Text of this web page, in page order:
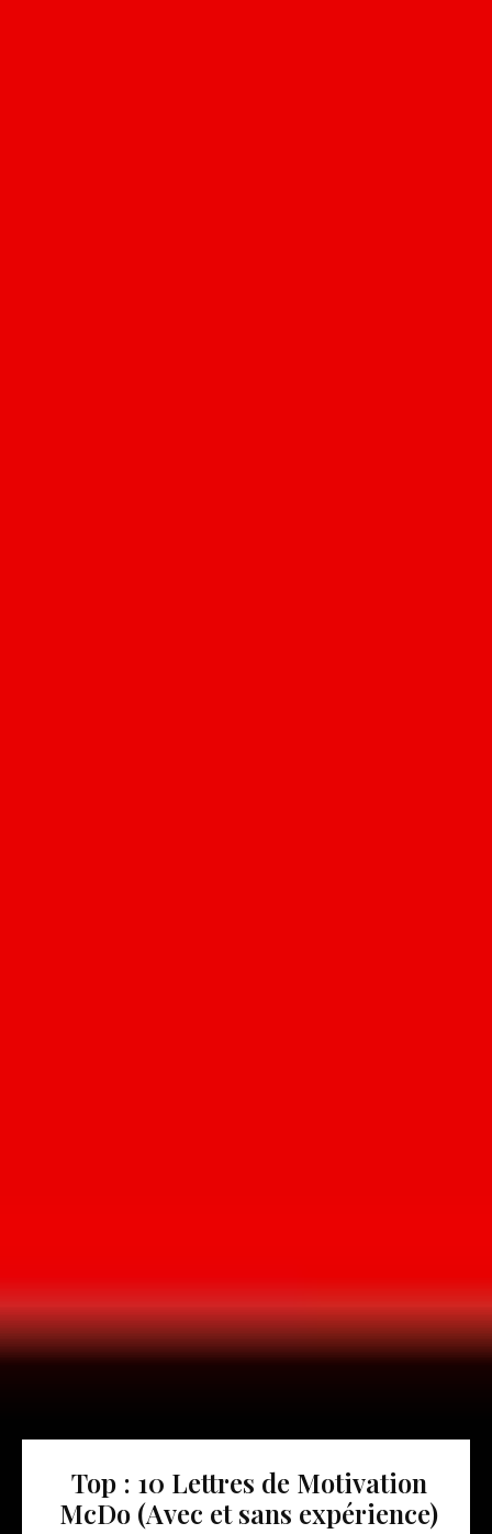
Top : 10 Lettres de Motivation
McDo (Avec et sans expérience)